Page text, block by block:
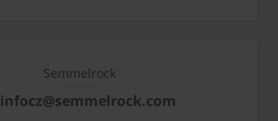
Semmelrock
infocz@semmelrock.com